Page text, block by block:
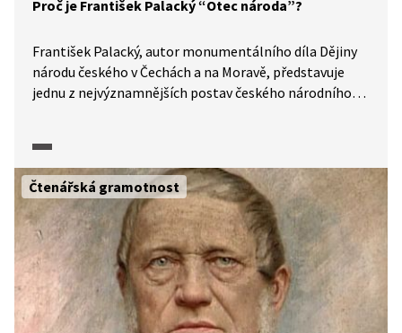
Proč je František Palacký “Otec národa”?
František Palacký, autor monumentálního díla Dějiny
národu českého v Čechách a na Moravě, představuje
jednu z nejvýznamnějších postav českého národního
činnosti? O tom se více dozvíme ve videu z pořadu
Historie.cs.
Čtenářská gramotnost